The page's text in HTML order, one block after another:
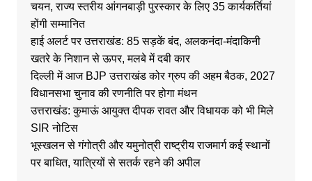
चयन, राज्य स्तरीय आंगनबाड़ी पुरस्कार के लिए 35 कार्यकर्तियां
होंगी सम्मानित
हाई अलर्ट पर उत्तराखंड: 85 सड़कें बंद, अलकनंदा-मंदाकिनी
खतरे के निशान से ऊपर, मलबे में दबी कार
दिल्ली में आज BJP उत्तराखंड कोर ग्रुप की अहम बैठक, 2027
विधानसभा चुनाव की रणनीति पर होगा मंथन
उत्तराखंड: कुमाऊं आयुक्त दीपक रावत और विधायक को भी मिले
SIR नोटिस
भूस्खलन से गंगोत्री और यमुनोत्री राष्ट्रीय राजमार्ग कई स्थानों
पर बाधित, यात्रियों से सतर्क रहने की अपील